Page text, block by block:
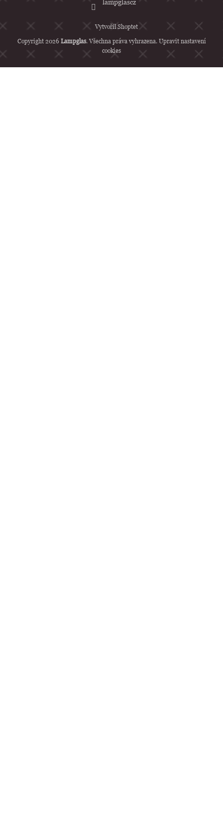
Vytvořil Shoptet
Copyright 2026 Lampglas. Všechna práva vyhrazena. Upravit nastavení
cookies